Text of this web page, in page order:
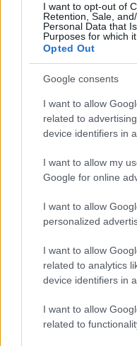
I want to opt-out of
Retention, Sale,
Personal Data that
Purposes for which
Opted Out
Google consents
I want to allow
related to
device identifiers in
I want to allow my
Google for online
I want to allow
personalized
I want to allow
related to analytics
device identifiers in
I want to allow
related to
Sofia Ricci · 8 Ago 2026
PIÙ LETTI
C’è posta per te,
anticipazioni
Cultura 2029
Bolzano
Barbie 2 a rischio: i
Proroga
la Legge di Bilancio